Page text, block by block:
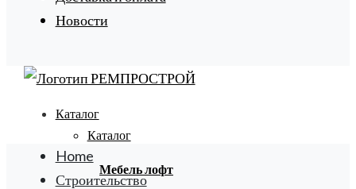
Новости
Каталог
Каталог
Мебель лофт
Home
Строительство